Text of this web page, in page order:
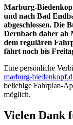
Marburg-
und nach Bad
abgeschlossen. Die
Dernbach daher ab
dem regulären
fährt noch bis
Eine persönliche
marburg-
beliebige Fahrplan-
möglich.
Vielen Dank